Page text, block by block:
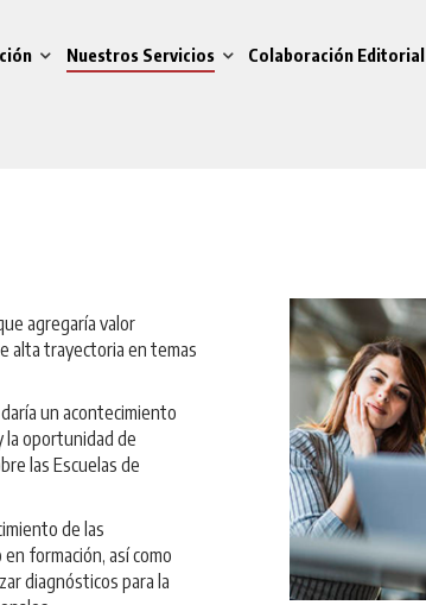
Nuestros Servicios Colaboración Editorial
agregaría valor
alta trayectoria en temas
un acontecimiento
oportunidad de
las Escuelas de
de las
formación, así como
diagnósticos para la